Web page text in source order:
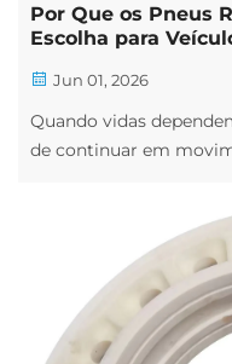
Por Que os Pneus
Escolha para
Jun 01, 2026
Quando vidas
de continuar em
transportadores
escolta de
polícia ou comboios
operam em ambientes